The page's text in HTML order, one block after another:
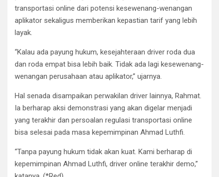
transportasi online dari potensi kesewenang-wenangan
aplikator sekaligus memberikan kepastian tarif yang lebih
layak.
“Kalau ada payung hukum, kesejahteraan driver roda dua
dan roda empat bisa lebih baik. Tidak ada lagi kesewenang-
wenangan perusahaan atau aplikator,” ujarnya.
Hal senada disampaikan perwakilan driver lainnya, Rahmat.
Ia berharap aksi demonstrasi yang akan digelar menjadi
yang terakhir dan persoalan regulasi transportasi online
bisa selesai pada masa kepemimpinan Ahmad Luthfi.
“Tanpa payung hukum tidak akan kuat. Kami berharap di
kepemimpinan Ahmad Luthfi, driver online terakhir demo,”